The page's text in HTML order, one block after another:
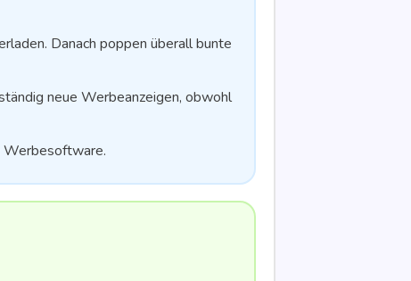
Danach pop­pen über­all bun­te
neue Wer­be­an­zei­gen, obwohl
Werbesoftware.